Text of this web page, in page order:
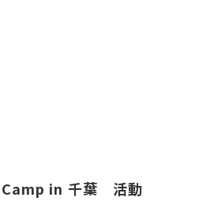
in 千葉 活動